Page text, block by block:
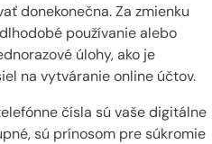
donekonečna. Za zmienku
používanie alebo
úlohy, ako je
na vytváranie online účtov.
čísla sú vaše digitálne
sú prínosom pre súkromie